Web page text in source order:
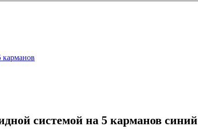
карманов
системой на 5 карманов синий